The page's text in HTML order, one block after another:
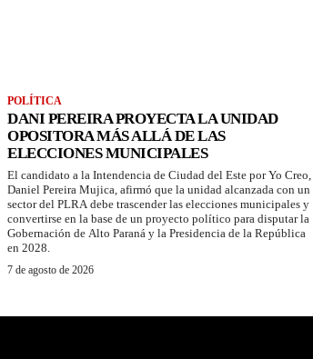
POLÍTICA
DANI PEREIRA PROYECTA LA UNIDAD
OPOSITORA MÁS ALLÁ DE LAS
ELECCIONES MUNICIPALES
El candidato a la Intendencia de Ciudad del Este por Yo Creo,
Daniel Pereira Mujica, afirmó que la unidad alcanzada con un
sector del PLRA debe trascender las elecciones municipales y
convertirse en la base de un proyecto político para disputar la
Gobernación de Alto Paraná y la Presidencia de la República
en 2028.
7 de agosto de 2026